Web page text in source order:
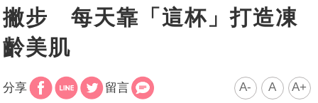
撇步 每天靠「這杯」打造凍
齡美肌
分享 留言 A- A A+